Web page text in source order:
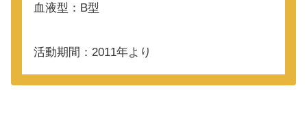
血液型：B型
活動期間：2011年より